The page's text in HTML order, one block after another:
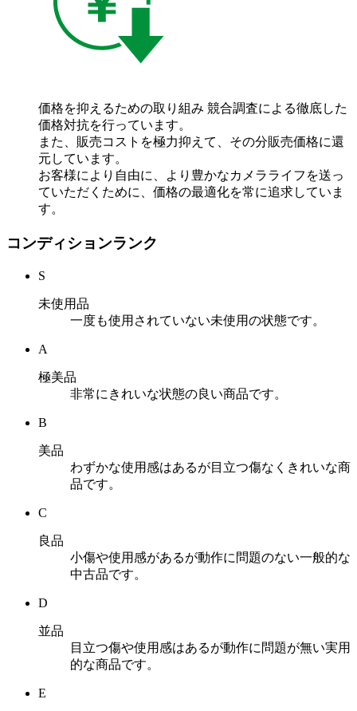
価格を抑えるための取り組み 競合調査による徹底した
価格対抗を行っています。
また、販売コストを極力抑えて、その分販売価格に還
元しています。
お客様により自由に、より豊かなカメラライフを送っ
ていただくために、価格の最適化を常に追求していま
す。
コンディションランク
S
未使用品
一度も使用されていない未使用の状態です。
A
極美品
非常にきれいな状態の良い商品です。
B
美品
わずかな使用感はあるが目立つ傷なくきれいな商
品です。
C
良品
小傷や使用感があるが動作に問題のない一般的な
中古品です。
D
並品
目立つ傷や使用感はあるが動作に問題が無い実用
的な商品です。
E